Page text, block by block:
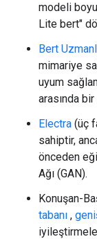
modeli
Lite bert"
Bert
mimariye
uyum
arasında
Electra (üç
sahiptir,
önceden
Ağı (GAN).
Konuşan-
tabanı ,